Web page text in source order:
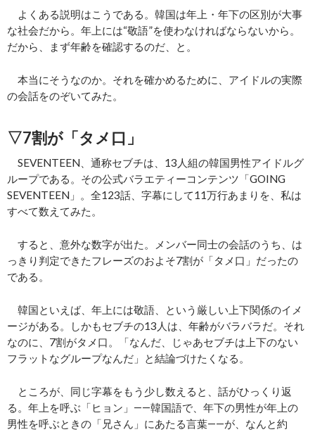
よくある説明はこうである。韓国は年上・年下の区別が大事
な社会だから。年上には“敬語”を使わなければならないから。
だから、まず年齢を確認するのだ、と。
本当にそうなのか。それを確かめるために、アイドルの実際
の会話をのぞいてみた。
▽7割が「タメ口」
SEVENTEEN、通称セブチは、13人組の韓国男性アイドルグ
ループである。その公式バラエティーコンテンツ「GOING
SEVENTEEN」。全123話、字幕にして11万行あまりを、私は
すべて数えてみた。
すると、意外な数字が出た。メンバー同士の会話のうち、は
っきり判定できたフレーズのおよそ7割が「タメ口」だったの
である。
韓国といえば、年上には敬語、という厳しい上下関係のイメ
ージがある。しかもセブチの13人は、年齢がバラバラだ。それ
なのに、7割がタメ口。「なんだ、じゃあセブチは上下のない
フラットなグループなんだ」と結論づけたくなる。
ところが、同じ字幕をもう少し数えると、話がひっくり返
る。年上を呼ぶ「ヒョン」――韓国語で、年下の男性が年上の
男性を呼ぶときの「兄さん」にあたる言葉――が、なんと約